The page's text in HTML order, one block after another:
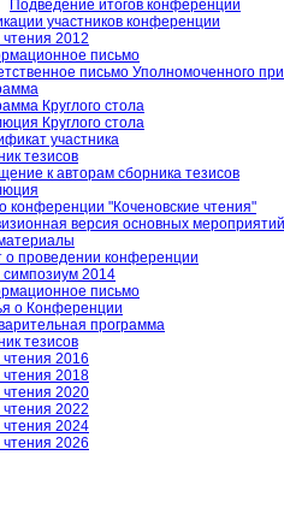
Подведение итогов конференции
участников конференции
чтения 2012
письмо
письмо Уполномоченного
Круглого стола
Круглого стола
участника
тезисов
к авторам сборника тезисов
конференции "Коченовские чтения"
версия основных мероприятий
о проведении конференции
симпозиум 2014
письмо
о Конференции
программа
тезисов
чтения 2016
чтения 2018
чтения 2020
чтения 2022
чтения 2024
чтения 2026